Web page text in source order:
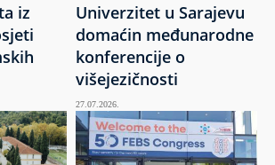
iz
Univerzitet u Sarajevu
domaćin međunarodne
konferencije o
višejezičnosti
27.07.2026.